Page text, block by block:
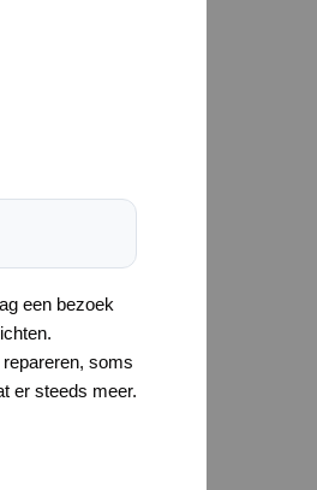
een bezoek
soms
er steeds meer.